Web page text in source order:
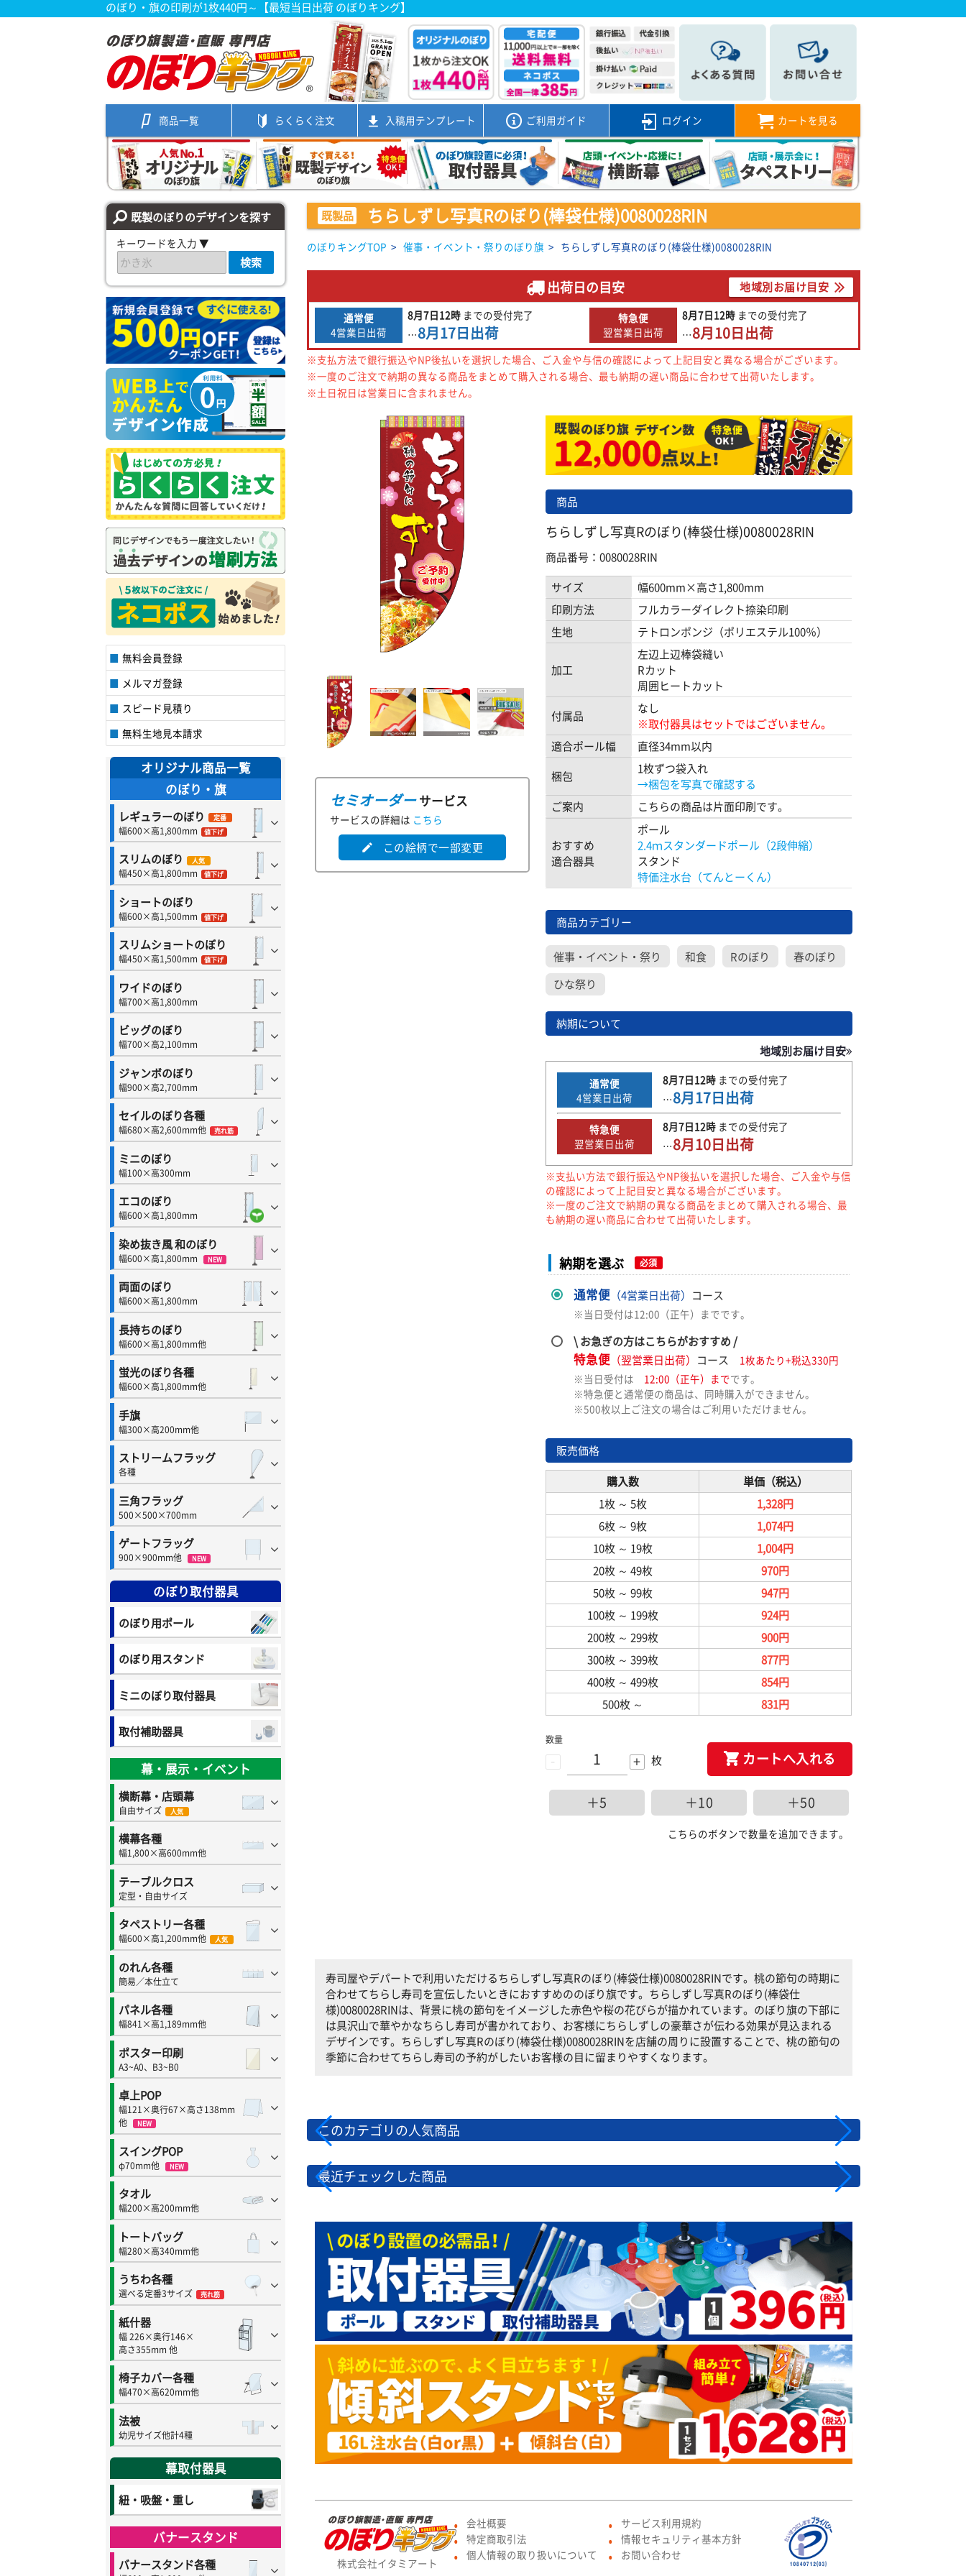
のぼり・旗の印刷が1枚440円～【最短当日出荷 のぼりキング】
商品一覧 らくらく注文 入稿用テンプレート ご利用ガイド ログイン カートを見る
既製のぼりのデザインを探す
キーワードを入力 ▼
検索
無料会員登録
メルマガ登録
スピード見積り
無料生地見本請求
オリジナル商品一覧
のぼり・旗
レギュラーのぼり 定番
幅600×高1,800mm 値下げ
スリムのぼり 人気
幅450×高1,800mm 値下げ
ショートのぼり
幅600×高1,500mm 値下げ
スリムショートのぼり
幅450×高1,500mm 値下げ
ワイドのぼり
幅700×高1,800mm
ビッグのぼり
幅700×高2,100mm
ジャンボのぼり
幅900×高2,700mm
セイルのぼり各種
幅680×高2,600mm他 売れ筋
ミニのぼり
幅100×高300mm
エコのぼり
幅600×高1,800mm
染め抜き風 和のぼり
幅600×高1,800mm NEW
両面のぼり
幅600×高1,800mm
長持ちのぼり
幅600×高1,800mm他
蛍光のぼり各種
幅600×高1,800mm他
手旗
幅300×高200mm他
ストリームフラッグ
各種
三角フラッグ
500×500×700mm
ゲートフラッグ
900×900mm他 NEW
のぼり取付器具
のぼり用ポール
のぼり用スタンド
ミニのぼり取付器具
取付補助器具
幕・展示・イベント
横断幕・店頭幕
自由サイズ 人気
横幕各種
幅1,800×高600mm他
テーブルクロス
定型・自由サイズ
タペストリー各種
幅600×高1,200mm他 人気
のれん各種
簡易／本仕立て
パネル各種
幅841×高1,189mm他
ポスター印刷
A3~A0、B3~B0
卓上POP
幅121×奥行67×高さ138mm
他
NEW
スイングPOP
φ70mm他 NEW
タオル
幅200×高200mm他
トートバッグ
幅280×高340mm他
うちわ各種
選べる定番3サイズ 売れ筋
紙什器
幅 226×奥行146×
高さ355mm 他
椅子カバー各種
幅470×高620mm他
法被
幼児サイズ他計4種
幕取付器具
紐・吸盤・重し
バナースタンド
バナースタンド各種
既製品 ちらしずし写真Rのぼり(棒袋仕様)0080028RIN
のぼりキングTOP > 催事・イベント・祭りのぼり旗 > ちらしずし写真Rのぼり(棒袋仕様)0080028RIN
出荷日の目安 地域別お届け目安
通常便
4営業日出荷
8月7日12時 までの受付完了
…8月17日出荷
特急便
翌営業日出荷
8月7日12時 までの受付完了
…8月10日出荷
※支払方法で銀行振込やNP後払いを選択した場合、ご入金や与信の確認によって上記目安と異なる場合がございます。
※一度のご注文で納期の異なる商品をまとめて購入される場合、最も納期の遅い商品に合わせて出荷いたします。
※土日祝日は営業日に含まれません。
セミオーダーサービス
サービスの詳細は こちら
edit この絵柄で一部変更
商品
ちらしずし写真Rのぼり(棒袋仕様)0080028RIN
商品番号：0080028RIN
サイズ
幅600mm×高さ1,800mm
印刷方法
フルカラーダイレクト捺染印刷
生地
テトロンポンジ（ポリエステル100％）
加工
左辺上辺棒袋縫い
Rカット
周囲ヒートカット
付属品
なし
※取付器具はセットではございません。
適合ポール幅
直径34mm以内
梱包
1枚ずつ袋入れ
→梱包を写真で確認する
ご案内
こちらの商品は片面印刷です。
おすすめ
適合器具
ポール
2.4ｍスタンダードポール（2段伸縮）
スタンド
特価注水台（てんとーくん）
商品カテゴリー
催事・イベント・祭り 和食 Rのぼり
春のぼり
ひな祭り
納期について
地域別お届け目安
通常便
4営業日出荷
8月7日12時までの受付完了
…8月17日出荷
特急便
翌営業日出荷
8月7日12時までの受付完了
…8月10日出荷
※支払い方法で銀行振込やNP後払いを選択した場合、ご入金や与信
の確認によって上記目安と異なる場合がございます。
※一度のご注文で納期の異なる商品をまとめて購入される場合、最
も納期の遅い商品に合わせて出荷いたします。
納期を選ぶ 必須
通常便（4営業日出荷） コース
※当日受付は12:00（正午）までです。
\ お急ぎの方はこちらがおすすめ /
特急便（翌営業日出荷） コース
1枚あたり+税込330円
※当日受付は 12:00（正午）までです。
※特急便と通常便の商品は、同時購入ができません。
※500枚以上ご注文の場合はご利用いただけません。
販売価格
購入数
単価（税込）
1枚 ～ 5枚
1,328円
6枚 ～ 9枚
1,074円
10枚 ～ 19枚
1,004円
20枚 ～ 49枚
970円
50枚 ～ 99枚
947円
100枚 ～ 199枚
924円
200枚 ～ 299枚
900円
300枚 ～ 399枚
877円
400枚 ～ 499枚
854円
500枚 ～ 831円
-
数量
+ 枚 カートへ入れる
＋5 ＋10 ＋50
こちらのボタンで数量を追加できます。
寿司屋やデパートで利用いただけるちらしずし写真Rのぼり(棒袋仕様)0080028RINです。桃の節句の時期に
合わせてちらし寿司を宣伝したいときにおすすめののぼり旗です。ちらしずし写真Rのぼり(棒袋仕
様)0080028RINは、背景に桃の節句をイメージした赤色や桜の花びらが描かれています。のぼり旗の下部に
は具沢山で華やかなちらし寿司が書かれており、お客様にちらしずしの豪華さが伝わる効果が見込まれる
デザインです。ちらしずし写真Rのぼり(棒袋仕様)0080028RINを店舗の周りに設置することで、桃の節句の
季節に合わせてちらし寿司の予約がしたいお客様の目に留まりやすくなります。
このカテゴリの人気商品
最近チェックした商品
株式会社イタミアート
● 会社概要
● 特定商取引法
● 個人情報の取り扱いについて
● サービス利用規約
● 情報セキュリティ基本方針
● お問い合わせ